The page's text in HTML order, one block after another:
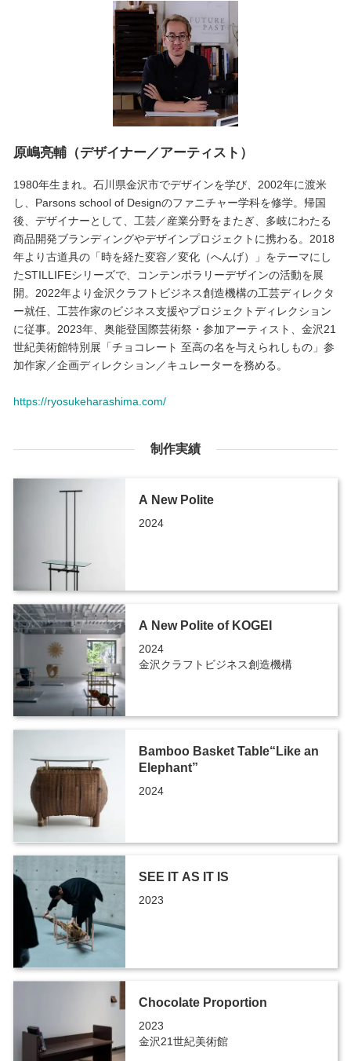
原嶋亮輔（デザイナー／アーティスト）
1980年生まれ。石川県金沢市でデザインを学び、2002年に渡米
し、Parsons school of Designのファニチャー学科を修学。帰国
後、デザイナーとして、工芸／産業分野をまたぎ、多岐にわたる
商品開発ブランディングやデザインプロジェクトに携わる。2018
年より古道具の「時を経た変容／変化（へんげ）」をテーマにし
たSTILLIFEシリーズで、コンテンポラリーデザインの活動を展
開。2022年より金沢クラフトビジネス創造機構の工芸ディレクタ
ー就任、工芸作家のビジネス支援やプロジェクトディレクション
に従事。2023年、奥能登国際芸術祭・参加アーティスト、金沢21
世紀美術館特別展「チョコレート 至高の名を与えられしもの」参
加作家／企画ディレクション／キュレーターを務める。
https://ryosukeharashima.com/
制作実績
A New Polite
2024
A New Polite of KOGEI
2024
金沢クラフトビジネス創造機構
Bamboo Basket Table“Like an
Elephant”
2024
SEE IT AS IT IS
2023
Chocolate Proportion
2023
金沢21世紀美術館